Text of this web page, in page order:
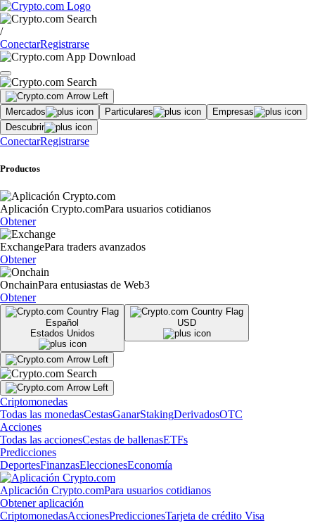
/
ConectarRegistrarse
Mercados Particulares
Empresas
Descubrir
ConectarRegistrarse
Productos
Aplicación Crypto.comPara usuarios cotidianos
Obtener
ExchangePara traders avanzados
Obtener
OnchainPara entusiastas de Web3
Obtener
Español
Estados Unidos
USD
Criptomonedas
Todas las monedasCestasGanarStakingDerivadosOTC
Acciones
Todas las accionesCestas de ballenasETFs
Predicciones
DeportesFinanzasEleccionesEconomía
Aplicación Crypto.comPara usuarios cotidianos
Obtener aplicación
CriptomonedasAccionesPrediccionesTarjeta de crédito Visa